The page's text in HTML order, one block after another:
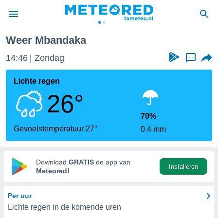
door
verstrekte
hoge
hebt de
voor
op basis
Weer Mbandaka
14:46 Zondag ...
Lichte regen
26°
Gevoelstemperatuur 27°
70%
0.4 mm
Download GRATIS de app van
Meteored!
Installeren
Per uur
Lichte regen in de komende uren